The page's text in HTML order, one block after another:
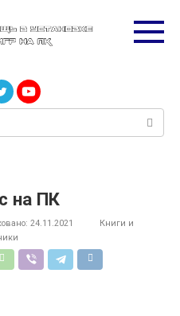
на ПК
24.11.2021
Книги и